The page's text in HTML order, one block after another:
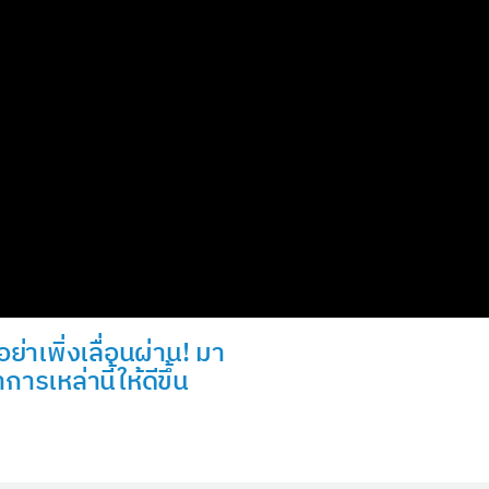
าเพิ่งเลื่อนผ่าน! มา
ารเหล่านี้ให้ดีขึ้น